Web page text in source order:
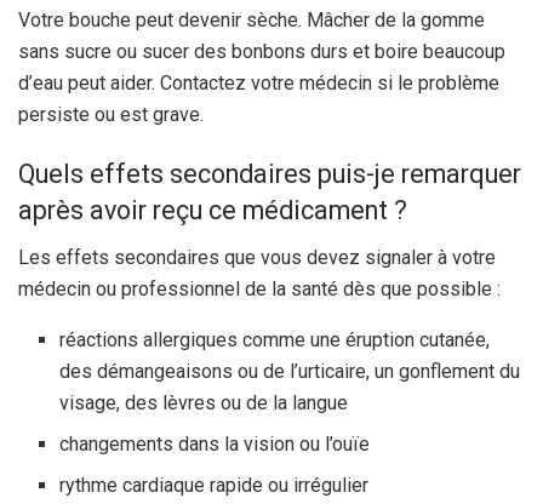
Votre bouche peut devenir sèche. Mâcher de la gomme
sans sucre ou sucer des bonbons durs et boire beaucoup
d’eau peut aider. Contactez votre médecin si le problème
persiste ou est grave.
Quels effets secondaires puis-je remarquer
après avoir reçu ce médicament ?
Les effets secondaires que vous devez signaler à votre
médecin ou professionnel de la santé dès que possible :
réactions allergiques comme une éruption cutanée,
des démangeaisons ou de l’urticaire, un gonflement du
visage, des lèvres ou de la langue
changements dans la vision ou l’ouïe
rythme cardiaque rapide ou irrégulier